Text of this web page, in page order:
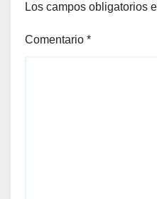
Los campos obligatorios
Comentario *